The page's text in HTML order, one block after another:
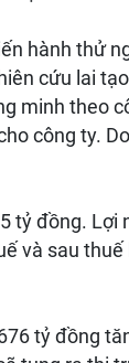
hành thử
cứu lai
minh theo
công ty.
tỷ đồng. Lợi
và sau
tỷ đồng